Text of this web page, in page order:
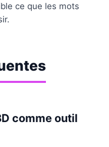
ce que les mots
comme outil